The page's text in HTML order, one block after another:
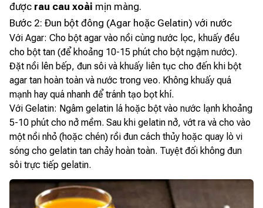
được rau cau xoài mịn màng.
Bước 2: Đun bột đông (Agar hoặc Gelatin) với nước
Với Agar: Cho bột agar vào nồi cùng nước lọc, khuấy đều
cho bột tan (để khoảng 10-15 phút cho bột ngậm nước).
Đặt nồi lên bếp, đun sôi và khuấy liên tục cho đến khi bột
agar tan hoàn toàn và nước trong veo. Không khuấy quá
mạnh hay quá nhanh để tránh tạo bọt khí.
Với Gelatin: Ngâm gelatin lá hoặc bột vào nước lạnh khoảng
5-10 phút cho nở mềm. Sau khi gelatin nở, vớt ra và cho vào
một nồi nhỏ (hoặc chén) rồi đun cách thủy hoặc quay lò vi
sóng cho gelatin tan chảy hoàn toàn. Tuyệt đối không đun
sôi trực tiếp gelatin.